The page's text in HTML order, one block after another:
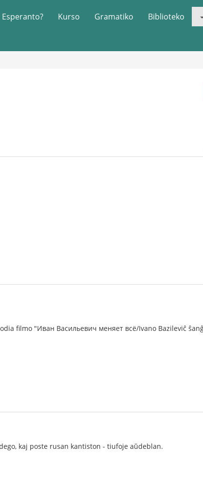
Esperanto? Kurso Gramatiko Biblioteko
filmo "Иван Васильевич меняет всё/Ivano Bazileviĉ
kaj poste rusan kantiston - tiufoje aŭdeblan.